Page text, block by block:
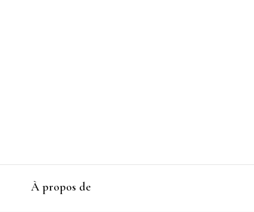
À propos de